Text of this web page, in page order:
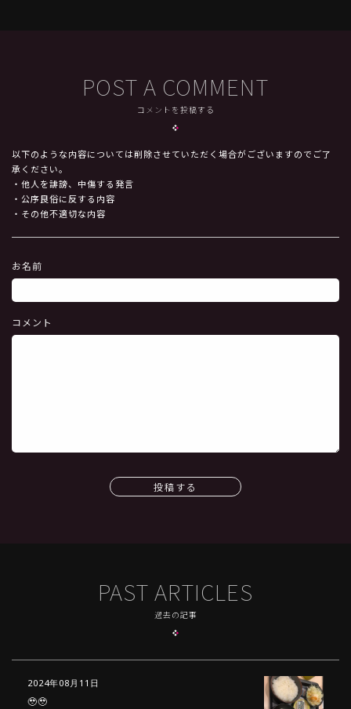
POST A COMMENT
コメントを投稿する
以下のような内容については削除させていただく場合がございますのでご了
承ください。
・他人を誹謗、中傷する発言
・公序良俗に反する内容
・その他不適切な内容
お名前
コメント
投稿する
PAST ARTICLES
過去の記事
2024年08月11日
🥹🥹